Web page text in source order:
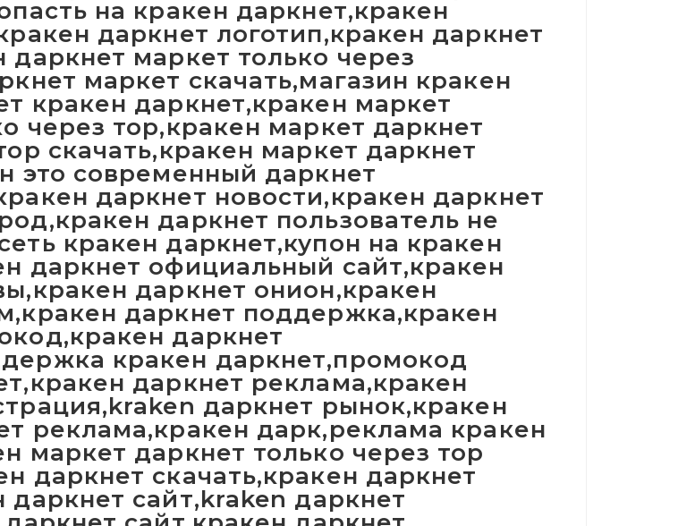
на кракен даркнет,кракен
даркнет логотип,кракен даркнет
даркнет маркет только через
маркет скачать,магазин кракен
кракен даркнет,кракен маркет
через тор,кракен маркет даркнет
скачать,кракен маркет даркнет
это современный даркнет
даркнет новости,кракен даркнет
даркнет пользователь не
кракен даркнет,купон на кракен
даркнет официальный сайт,кракен
даркнет онион,кракен
даркнет поддержка,кракен
даркнет
кракен даркнет,промокод
даркнет реклама,кракен
даркнет рынок,кракен
реклама,кракен дарк,реклама кракен
маркет даркнет только через тор
даркнет скачать,кракен даркнет
даркнет сайт,kraken даркнет